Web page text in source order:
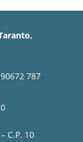
787
C.P. 10